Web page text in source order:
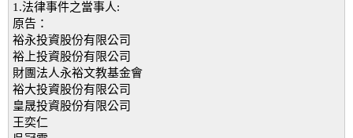
1.法律事件之當事人:
原告：
裕永投資股份有限公司
裕上投資股份有限公司
財團法人永裕文教基金會
裕大投資股份有限公司
皇晟投資股份有限公司
王奕仁